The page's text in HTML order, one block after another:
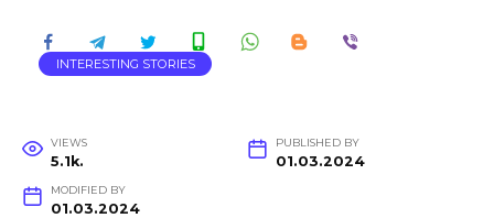
INTERESTING STORIES
VIEWS
5.1k.
PUBLISHED BY
01.03.2024
MODIFIED BY
01.03.2024